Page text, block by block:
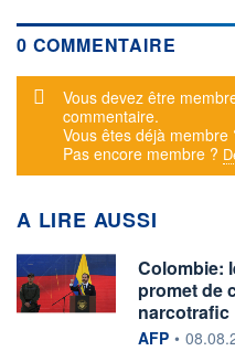
0 COMMENTAIRE
Message d'alerte
Vous devez être
commentaire.
Vous êtes déjà membre
Pas encore membre ?
A LIRE AUSSI
Colombie:
promet de
narcotrafic
information
AFP •